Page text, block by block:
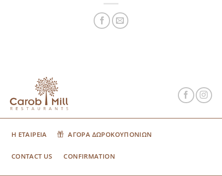
Η ΕΤΑΙΡΕΙΑ ΑΓΟΡΑ ΔΩΡΟΚΟΥΠΟΝΙΩΝ
CONTACT US CONFIRMATION